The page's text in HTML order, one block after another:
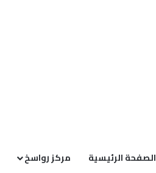
الصفحة الرئيسية مركز رواسخ